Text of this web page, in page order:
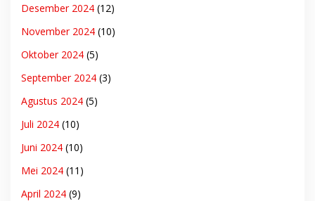
Desember 2024 (12)
November 2024 (10)
Oktober 2024 (5)
September 2024 (3)
Agustus 2024 (5)
Juli 2024 (10)
Juni 2024 (10)
Mei 2024 (11)
April 2024 (9)